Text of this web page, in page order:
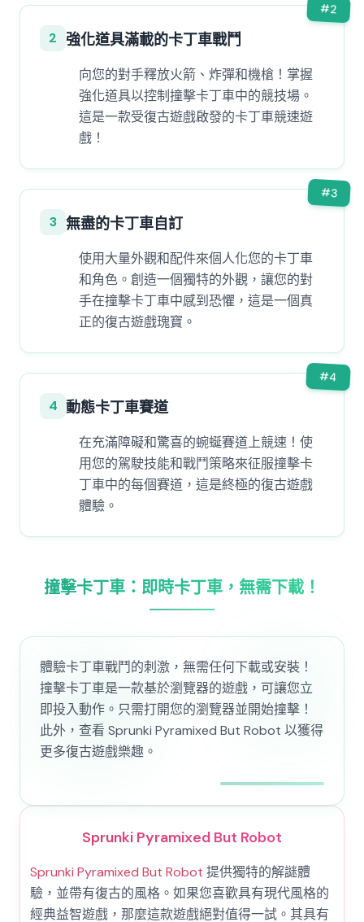
#2
2 強化道具滿載的卡丁車戰鬥
向您的對手釋放火箭、炸彈和機槍！掌握
強化道具以控制撞擊卡丁車中的競技場。
這是一款受復古遊戲啟發的卡丁車競速遊
戲！
#3
3 無盡的卡丁車自訂
使用大量外觀和配件來個人化您的卡丁車
和角色。創造一個獨特的外觀，讓您的對
手在撞擊卡丁車中感到恐懼，這是一個真
正的復古遊戲瑰寶。
#4
4 動態卡丁車賽道
在充滿障礙和驚喜的蜿蜒賽道上競速！使
用您的駕駛技能和戰鬥策略來征服撞擊卡
丁車中的每個賽道，這是終極的復古遊戲
體驗。
撞擊卡丁車：即時卡丁車，無需下載！
體驗卡丁車戰鬥的刺激，無需任何下載或安裝！
撞擊卡丁車是一款基於瀏覽器的遊戲，可讓您立
即投入動作。只需打開您的瀏覽器並開始撞擊！
此外，查看 Sprunki Pyramixed But Robot 以獲得
更多復古遊戲樂趣。
Sprunki Pyramixed But Robot
Sprunki Pyramixed But Robot 提供獨特的解謎體
驗，並帶有復古的風格。如果您喜歡具有現代風格的
經典益智遊戲，那麼這款遊戲絕對值得一試。其具有